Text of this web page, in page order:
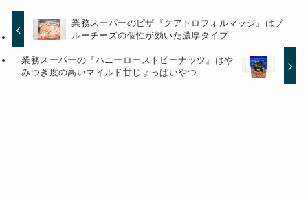
業務スーパーのピザ『クアトロフォルマッジ』はブ
ルーチーズの個性が効いた濃厚タイプ
業務スーパーの『ハニーローストピーナッツ』はや
みつき度の高いマイルド甘じょっぱいやつ